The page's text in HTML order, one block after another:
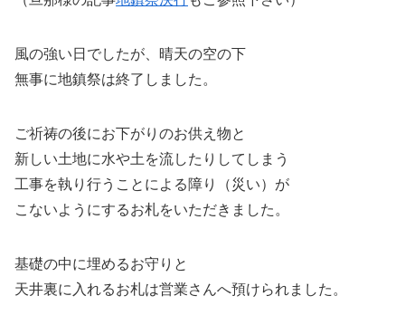
風の強い日でしたが、晴天の空の下
無事に地鎮祭は終了しました。
ご祈祷の後にお下がりのお供え物と
新しい土地に水や土を流したりしてしまう
工事を執り行うことによる障り（災い）が
こないようにするお札をいただきました。
基礎の中に埋めるお守りと
天井裏に入れるお札は営業さんへ預けられました。